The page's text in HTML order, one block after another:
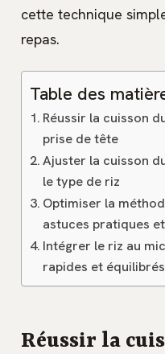
cette technique
repas.
Table des
Réussir la cuisson
prise de tête
Ajuster la cuisson
le type de riz
Optimiser la
astuces pratiques
Intégrer le riz au
rapides et équilibrés
Réussir la